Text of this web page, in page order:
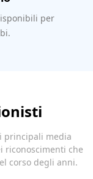
per
principali media
riconoscimenti che
corso degli anni.